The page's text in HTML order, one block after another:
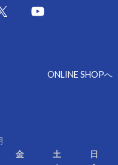
ONLINE SHOPへ
金 土
日